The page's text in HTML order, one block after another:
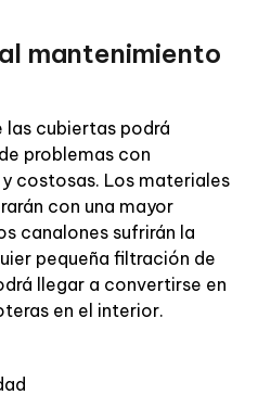
mantenimiento
las cubiertas podrá
problemas con
costosas. Los materiales
con una mayor
canalones sufrirán la
pequeña filtración de
llegar a convertirse en
en el interior.